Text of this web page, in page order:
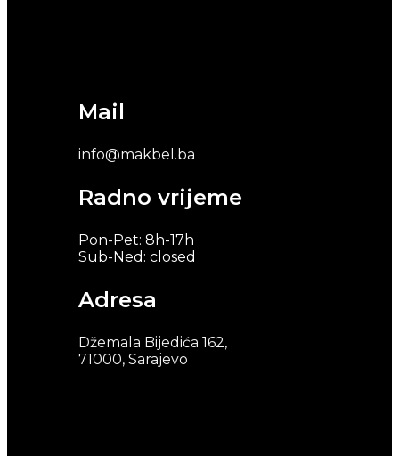
Mail
info@makbel.ba
Radno vrijeme
Pon-Pet: 8h-17h
Sub-Ned: closed
Adresa
Džemala Bijedića 162,
71000, Sarajevo